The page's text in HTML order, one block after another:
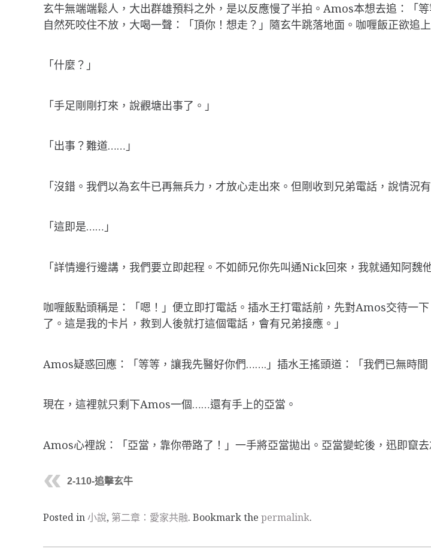
玄牛無端端鬆人，大出群雄預料之外，是以反應慢了半拍。Amos本想去追：「
自然死咬住不放，大喝一聲：「頂你！想走？」隨玄牛跳落地面。咖喱飯正欲追
「什麼？」
「手足剛剛打來，說觀塘出事了。」
「出事？難道……」
「沒錯。我們以為玄牛已再無兵力，才放心走出來。但剛收到兄弟電話，說情況有
「這即是……」
「詳情邊行邊講，我們要立即起程。不如師兄你先叫通Nick回來，我就通知阿魏他
咖喱飯點頭稱是：「嗯！」便立即打電話。插水王打電話前，先對Amos交待一
了。這是我的卡片，救到人後就打這個電話，會有兄弟接應。」
Amos疑惑回應：「等等，讓我先醫好你們…….」插水王搖頭道：「我們已無時
現在，這裡就只剩下Amos一個……還有手上的亞當。
Amos心裡說：「亞當，靠你帶路了！」一手將亞當拋出。亞當變蛇後，迅即竄
2-110-追擊玄牛
Posted in小說, 第二章：愛家共融. Bookmark the permalink.